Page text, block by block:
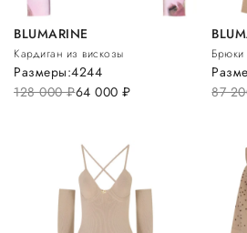
BLUMARINE
Кардиган из вискозы
128 000руб.64 000 руб.
Размеры:4244
Брюки
87